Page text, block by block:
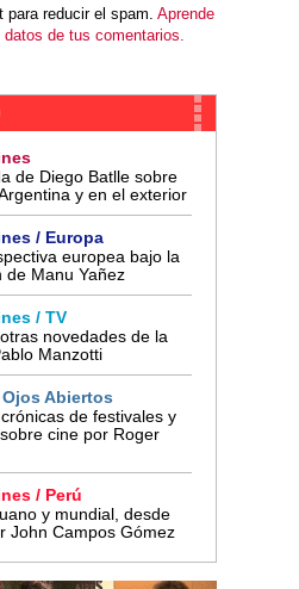
para reducir el spam. Aprende
de tus comentarios.
de Diego Batlle sobre
y en el exterior
/ Europa
europea bajo la
de Manu Yañez
/ TV
novedades de la
Manzotti
Abiertos
de festivales y
cine por Roger
/ Perú
y mundial, desde
John Campos Gómez